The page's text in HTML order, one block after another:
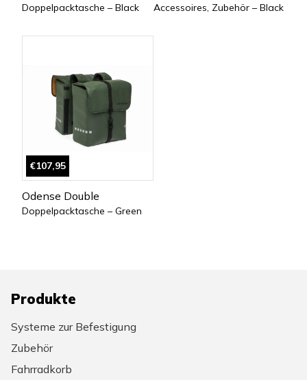
Doppelpacktasche – Black Accessoires, Zubehör – Black
€107,95
Odense Double
Doppelpacktasche – Green
Produkte
Systeme zur Befestigung
Zubehör
Fahrradkorb